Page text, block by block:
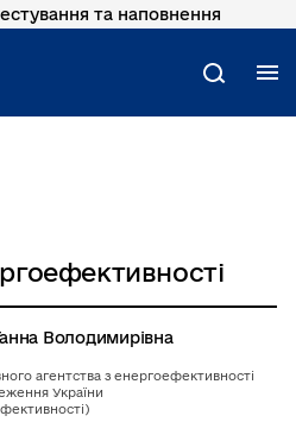
та наповнення
Пошук
Володимирівна
агентства з енергоефективності
України